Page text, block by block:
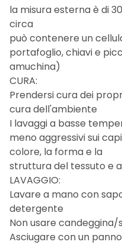
la misura esterna è di
circa
può contenere un
portafoglio, chiavi e
amuchina)
CURA:
Prendersi cura dei
cura dell'ambiente
I lavaggi a basse
meno aggressivi sui
colore, la forma e la
struttura del tessuto e
LAVAGGIO:
Lavare a mano con
detergente
Non usare
Asciugare con un